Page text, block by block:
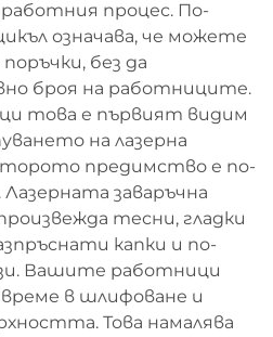
процес. По-
означава, че можете
без да
броя на работниците.
това е първият видим
на лазерна
предимство е по-
заваръчна
тесни, гладки
капки и по-
Вашите работници
в шлифоване и
Това намалява